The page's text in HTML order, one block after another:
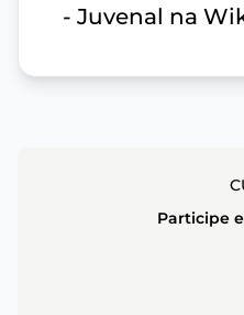
- Juvenal na
Participe